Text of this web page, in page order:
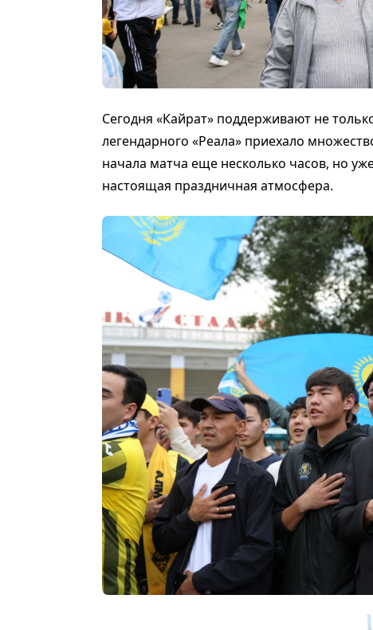
Сегодня «Кайрат» поддерживают не
легендарного «Реала» приехало
начала матча еще несколько часов, но
настоящая праздничная атмосфера.